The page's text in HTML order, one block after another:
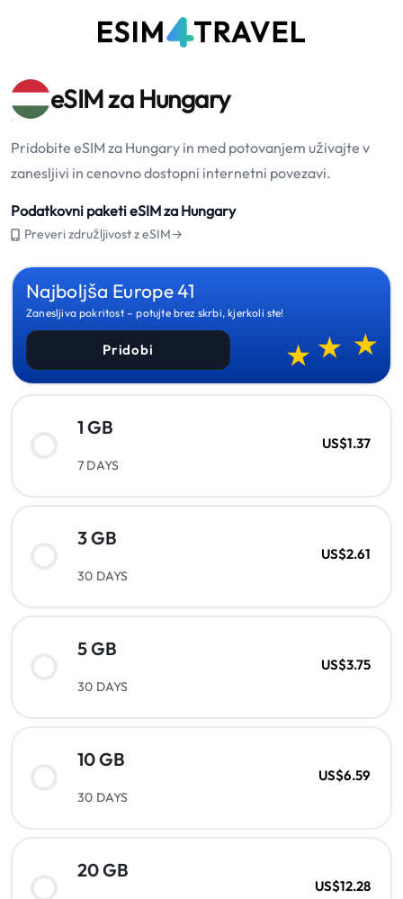
eSIM za Hungary
Pridobite eSIM za Hungary in med potovanjem uživajte v
zanesljivi in cenovno dostopni internetni povezavi.
Podatkovni paketi eSIM za Hungary
Preveri združljivost z eSIM→
Najboljša Europe 41
Zanesljiva pokritost – potujte brez skrbi, kjerkoli ste!
Pridobi
1 GB
7 DAYS
US$1.37
3 GB
30 DAYS
US$2.61
5 GB
30 DAYS
US$3.75
10 GB
30 DAYS
US$6.59
20 GB
US$12.28